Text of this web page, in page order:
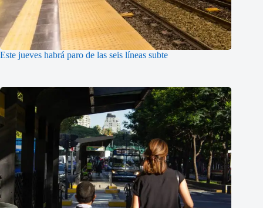
Este jueves habrá paro de las seis líneas subte